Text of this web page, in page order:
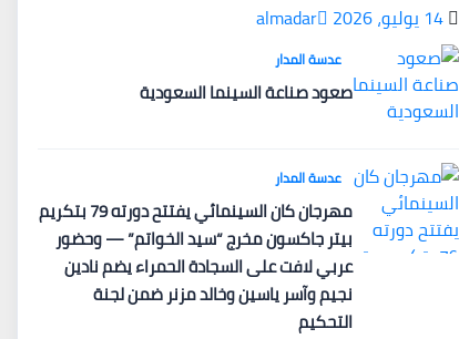
14 يوليو، 2026 almadar
عدسة المدار
صعود صناعة السينما السعودية
عدسة المدار
مهرجان كان السينمائي يفتتح دورته 79 بتكريم
بيتر جاكسون مخرج “سيد الخواتم” — وحضور
عربي لافت على السجادة الحمراء يضم نادين
نجيم وآسر ياسين وخالد مزنر ضمن لجنة
التحكيم